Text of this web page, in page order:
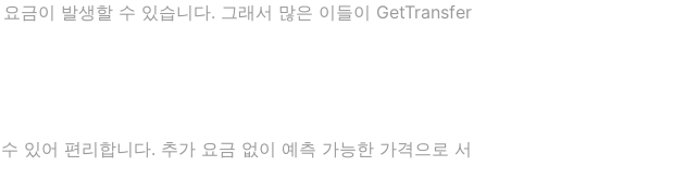
금이 발생할 수 있습니다. 그래서 많은 이들이 GetTransfer
있어 편리합니다. 추가 요금 없이 예측 가능한 가격으로 서